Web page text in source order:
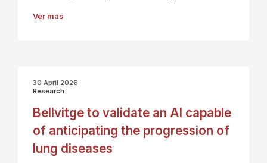
Ver más
30 April 2026
Research
Bellvitge to validate an AI capable
of anticipating the progression of
lung diseases